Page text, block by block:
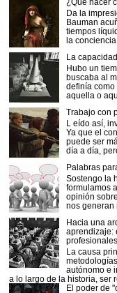
¿Qué hacer
Da la
Bauman
tiempos
la conciencia
La
Hubo un
buscaba al
definía como
aquella o
Trabajo con
L eído así,
Ya que el
puede ser
día a día,
Palabras
Sostengo la
formulamos
opinión
nos generan
Hacia una
aprendizaje:
La causa
autónomo e
a lo largo de la historia, ser
El poder de